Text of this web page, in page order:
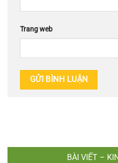
Trang web
BÀI VIẾT –